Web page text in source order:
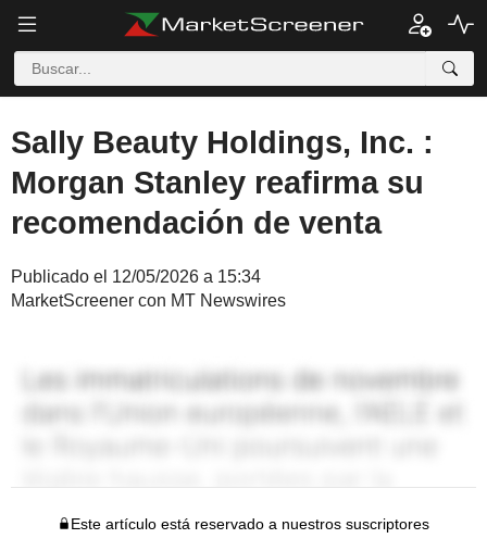
Sally Beauty Holdings, Inc. :
Morgan Stanley reafirma su
recomendación de venta
Publicado el 12/05/2026 a 15:34
MarketScreener con MT Newswires
Este artículo está reservado a nuestros suscriptores